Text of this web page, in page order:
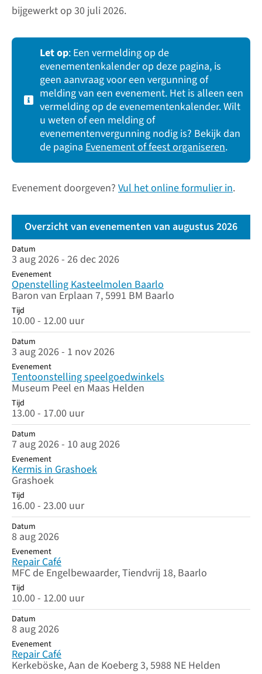
bijgewerkt op 30 juli 2026.
Let op: Een vermelding op de
evenementenkalender op deze pagina, is
geen aanvraag voor een vergunning of
melding van een evenement. Het is alleen een
vermelding op de evenementenkalender. Wilt
u weten of een melding of
evenementenvergunning nodig is? Bekijk dan
de pagina Evenement of feest organiseren.
Evenement doorgeven? Vul het online formulier in.
Overzicht van evenementen van augustus 2026
Datum
Datum
3 aug 2026 - 26 dec 2026
Evenement
Openstelling Kasteelmolen Baarlo
Baron van Erplaan 7, 5991 BM Baarlo
Tijd
10.00 - 12.00 uur
Datum
3 aug 2026 - 1 nov 2026
Evenement
Tentoonstelling speelgoedwinkels
Museum Peel en Maas Helden
Tijd
13.00 - 17.00 uur
Datum
7 aug 2026 - 10 aug 2026
Evenement
Kermis in Grashoek
Grashoek
Tijd
16.00 - 23.00 uur
Datum
8 aug 2026
Evenement
Repair Café
MFC de Engelbewaarder, Tiendvrij 18, Baarlo
Tijd
10.00 - 12.00 uur
Datum
8 aug 2026
Evenement
Repair Café
Kerkeböske, Aan de Koeberg 3, 5988 NE Helden